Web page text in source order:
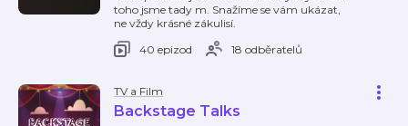
toho jsme tady m. Snažíme se vám ukázat,
ne vždy krásné zákulisí.
40 epizod
18 odběratelů
TV a Film
Backstage Talks